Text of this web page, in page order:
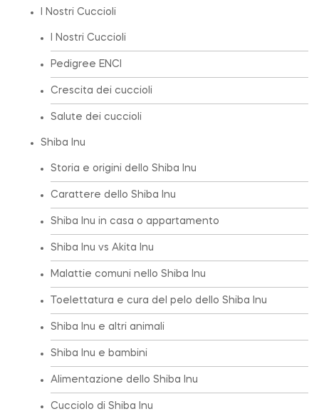
I Nostri Cuccioli
I Nostri Cuccioli
Pedigree ENCI
Crescita dei cuccioli
Salute dei cuccioli
Shiba Inu
Storia e origini dello Shiba Inu
Carattere dello Shiba Inu
Shiba Inu in casa o appartamento
Shiba Inu vs Akita Inu
Malattie comuni nello Shiba Inu
Toelettatura e cura del pelo dello Shiba Inu
Shiba Inu e altri animali
Shiba Inu e bambini
Alimentazione dello Shiba Inu
Cucciolo di Shiba Inu